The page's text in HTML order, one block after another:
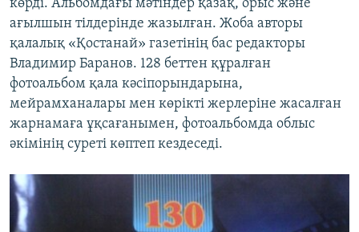
көрді. Альбомдағы мәтіндер қазақ, орыс және
ағылшын тілдерінде жазылған. Жоба авторы
қалалық «Қостанай» газетінің бас редакторы
Владимир Баранов. 128 беттен құралған
фотоальбом қала кәсіпорындарына,
мейрамханалары мен көрікті жерлеріне жасалған
жарнамаға ұқсағанымен, фотоальбомда облыс
әкімінің суреті көптеп кездеседі.